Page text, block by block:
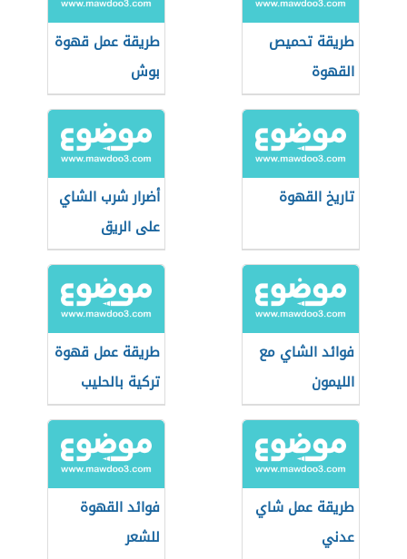
طريقة تحميص
القهوة
طريقة عمل قهوة
بوش
تاريخ القهوة
أضرار شرب الشاي
على الريق
فوائد الشاي مع
الليمون
طريقة عمل قهوة
تركية بالحليب
طريقة عمل شاي
عدني
فوائد القهوة
للشعر